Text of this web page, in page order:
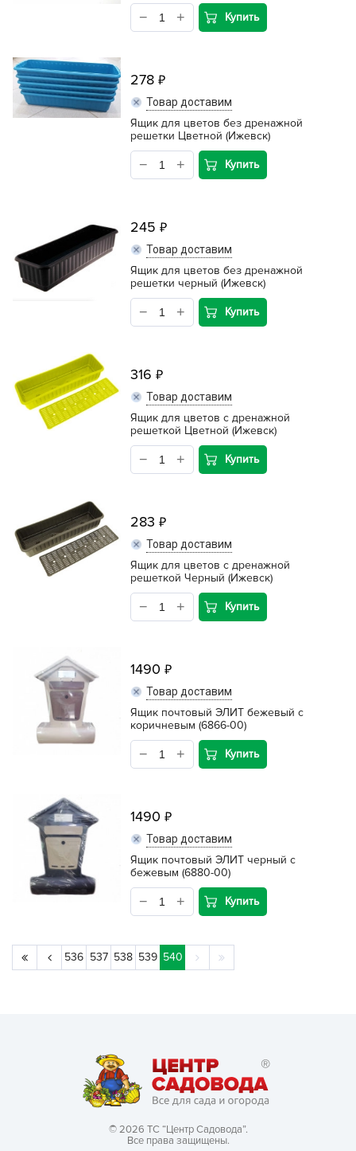
Купить
278
Товар доставим
Ящик для цветов без дренажной
решетки Цветной (Ижевск)
Купить
245
Товар доставим
Ящик для цветов без дренажной
решетки черный (Ижевск)
Купить
316
Товар доставим
Ящик для цветов с дренажной
решеткой Цветной (Ижевск)
Купить
283
Товар доставим
Ящик для цветов с дренажной
решеткой Черный (Ижевск)
Купить
1490
Товар доставим
Ящик почтовый ЭЛИТ бежевый с
коричневым (6866-00)
Купить
1490
Товар доставим
Ящик почтовый ЭЛИТ черный с
бежевым (6880-00)
Купить
536 537 538 539 540
© 2026 ТС “Центр Садовода”.
Все права защищены.